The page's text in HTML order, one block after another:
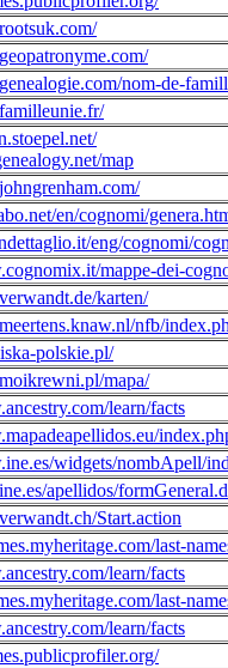
nom-de-
map
en/cognomi/
eng/cognomi/
mappe-dei-
karten/
nfb/
polskie.pl/
mapa/
learn/facts
widgets/nombApell/
apellidos/
Start.action
last-
learn/facts
last-
learn/facts